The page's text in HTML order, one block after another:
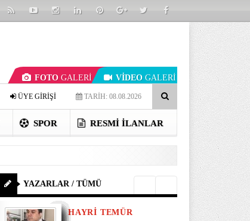
FOTO GALERİ VİDEO GALERİ
TARİH: 08.08.2026
ÜYE GİRİŞİ
SPOR RESMI İLANLAR
YAZARLAR / TÜMÜ
HAYRI TEMÜR